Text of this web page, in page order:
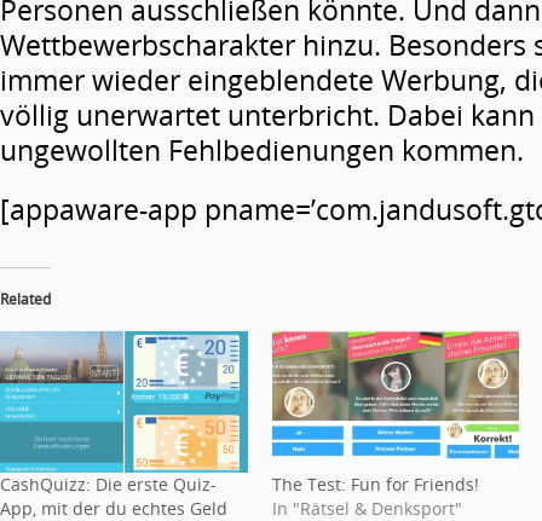
Personen ausschließen könnte. Und
Wettbewerbscharakter hinzu. Besonders
immer wieder eingeblendete Werbung,
völlig unerwartet unterbricht. Dabei kann
ungewollten Fehlbedienungen kommen.
[appaware-app
Related
CashQuizz: Die erste Quiz-
App, mit der du echtes Geld
The Test: Fun for Friends!
In "Rätsel & Denksport"